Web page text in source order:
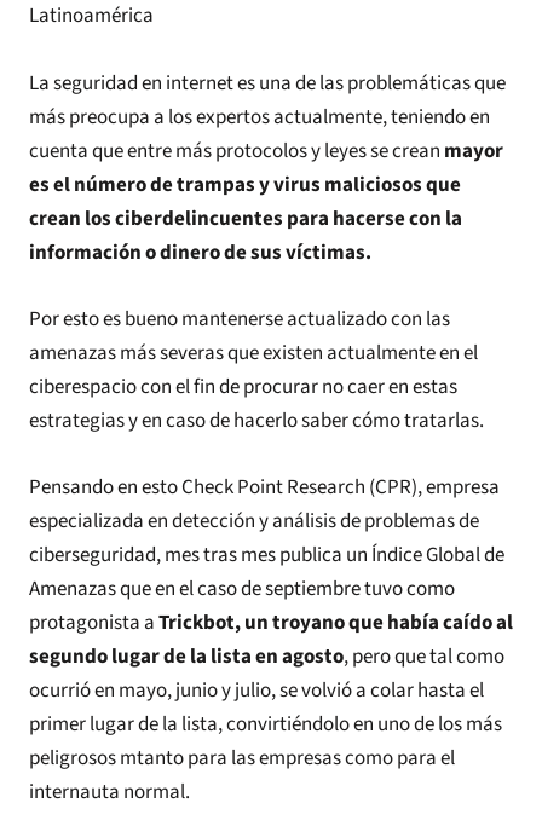
Latinoamérica
La seguridad en internet es una de las problemáticas que
más preocupa a los expertos actualmente, teniendo en
cuenta que entre más protocolos y leyes se crean mayor
es el número de trampas y virus maliciosos que
crean los ciberdelincuentes para hacerse con la
información o dinero de sus víctimas.
Por esto es bueno mantenerse actualizado con las
amenazas más severas que existen actualmente en el
ciberespacio con el fin de procurar no caer en estas
estrategias y en caso de hacerlo saber cómo tratarlas.
Pensando en esto Check Point Research (CPR), empresa
especializada en detección y análisis de problemas de
ciberseguridad, mes tras mes publica un Índice Global de
Amenazas que en el caso de septiembre tuvo como
protagonista aTrickbot, un troyano que había caído al
segundo lugar de la lista en agosto, pero que tal como
ocurrió en mayo, junio y julio, se volvió a colar hasta el
primer lugar de la lista, convirtiéndolo en uno de los más
peligrosos mtanto para las empresas como para el
internauta normal.